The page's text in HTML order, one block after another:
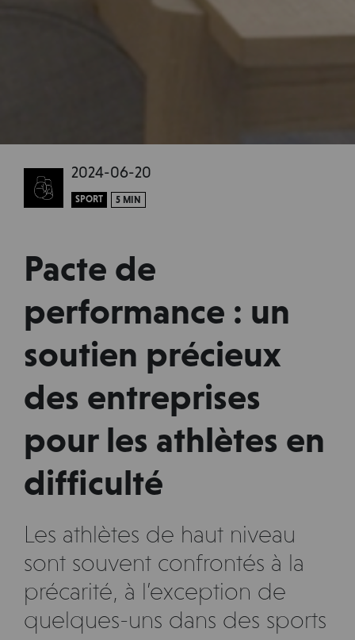
2024-06-20
SPORT 5 MIN
Pacte de
performance : un
soutien précieux
des entreprises
pour les athlètes en
difficulté
Les athlètes de haut niveau
sont souvent confrontés à la
précarité, à l’exception de
quelques-uns dans des sports